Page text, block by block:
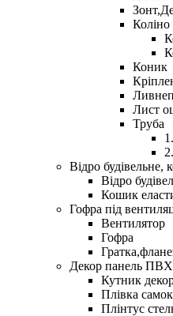
Коліно
Коник
Лист
Труба
Відро будівельне,
Відро
Кошик
Гофра під
Вентилятор
Гофра
Декор панель ПВХ,
Кутник
Плівка
Плінтус